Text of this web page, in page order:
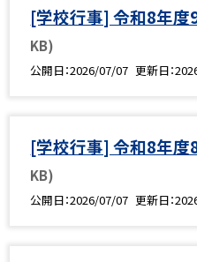
[学校行事] 令和8年度
KB)
公開日 2026/07/07 更新日
[学校行事] 令和8年度
KB)
公開日 2026/07/07 更新日